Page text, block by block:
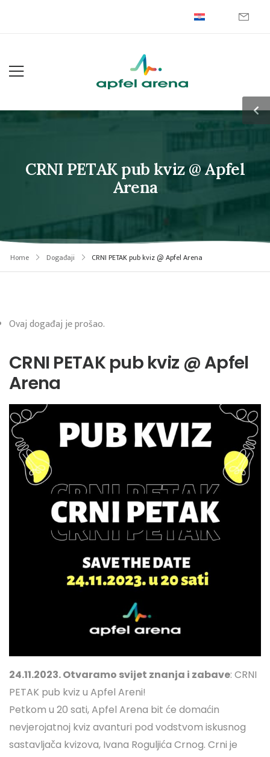
CRNI PETAK pub kviz @ Apfel
Arena
Home Događaji CRNI PETAK pub kviz @ Apfel Arena
Ovaj događaj je prošao.
CRNI PETAK pub kviz @ Apfel
Arena
24.11.2023. Otvaramo svijet znanja i zabave: CRNI
PETAK pub kviz u Apfel Areni!
Petkom u 20 sati, Apfel Arena bit će domaćin
nevjerojatnoj kviz avanturi pod vodstvom iskusnog
sastavljača kvizova, Ivana Roguljića Crnog. Crni je